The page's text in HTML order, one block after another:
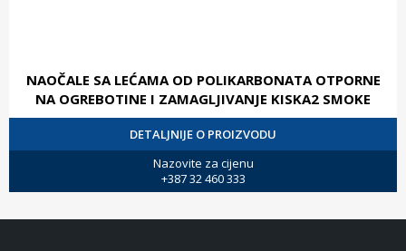
NAOČALE SA LEĆAMA OD POLIKARBONATA OTPORNE
NA OGREBOTINE I ZAMAGLJIVANJE KISKA2 SMOKE
DETALJNIJE O PROIZVODU
Nazovite za cijenu
+387 32 460 333